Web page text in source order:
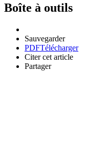
Boîte à outils
Sauvegarder
PDFTélécharger
Citer cet article
Partager